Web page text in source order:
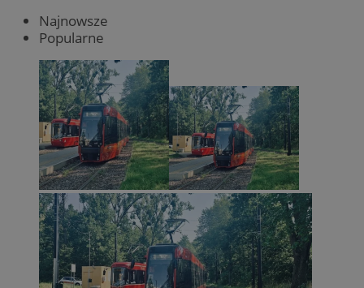
Najnowsze
Popularne